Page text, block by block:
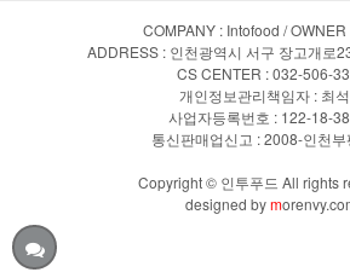
COMPANY : Intofood / OWNER
ADDRESS : 인천광역시 서구 장고개로
CS CENTER : 032-506-
개인정보관리책임자 : 최
사업자등록번호 : 122-18-
통신판매업신고 : 2008-인천부
Copyright © 인투푸드 All rights
designed bym